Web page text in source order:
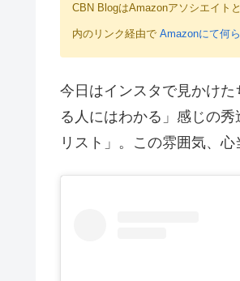
CBN BlogはAmazonアソシエイト
内のリンク経由で Amazonにて何
今日はインスタで見かけ
る人にはわかる」感じの
リスト」。この雰囲気、